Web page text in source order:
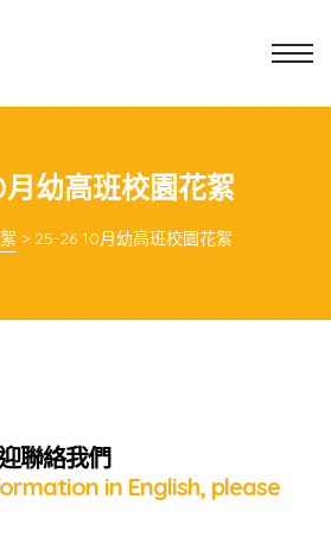
月幼高班校園花絮
> 25-26 10月幼高班校園花絮
聯絡我們
in English, please